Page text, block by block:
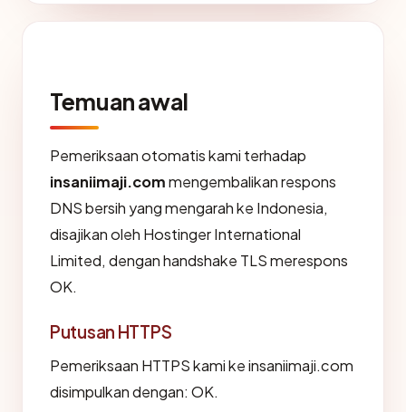
Temuan awal
Pemeriksaan otomatis kami terhadap
insaniimaji.commengembalikan respons
DNS bersih yang mengarah ke Indonesia,
disajikan oleh Hostinger International
Limited, dengan handshake TLS merespons
OK.
Putusan HTTPS
Pemeriksaan HTTPS kami ke insaniimaji.com
disimpulkan dengan: OK.